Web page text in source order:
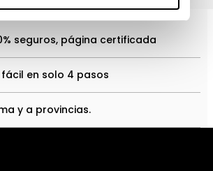
seguros, página certificada
en solo 4 pasos
y a provincias.